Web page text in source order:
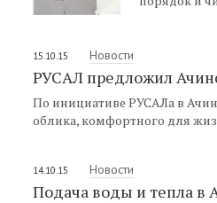
15.10.15 Новости
РУСАЛ предложил
По инициативе РУСАЛа в
облика, комфортного для
14.10.15 Новости
Подача воды и тепла в